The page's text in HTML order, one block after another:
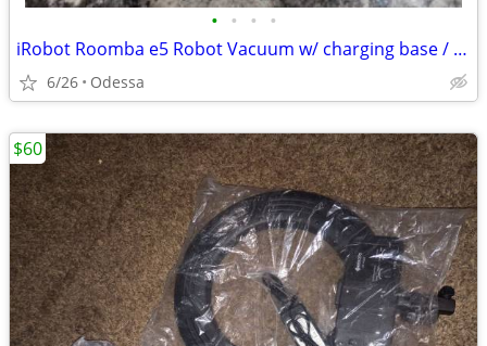
• • • •
iRobot Roomba e5 Robot Vacuum w/ charging base / WiFi connected $30 OBO
6/26 Odessa
$60